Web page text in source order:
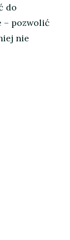
do
– pozwolić
nie